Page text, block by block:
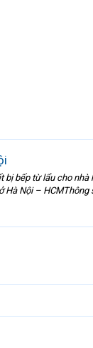
bếp từ lẩu cho
Hà Nội – HCMThông